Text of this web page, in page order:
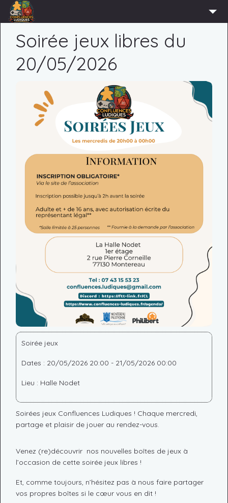
ADHÉRER
LUDOTHÈQUE
PRESSE
Soirée jeux libres du
20/05/2026
Soirée jeux
Dates : 20/05/2026 20:00 - 21/05/2026 00:00
Lieu : Halle Nodet
Soirées jeux Confluences Ludiques ! Chaque mercredi,
partage et plaisir de jouer au rendez-vous.
Venez (re)découvrir nos nouvelles boîtes de jeux à
l’occasion de cette soirée jeux libres !
Et, comme toujours, n’hésitez pas à nous faire partager
vos propres boîtes si le cœur vous en dit !